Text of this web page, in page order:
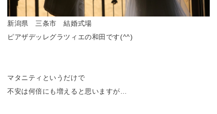
新潟県 三条市 結婚式場
ピアザデッレグラツィエの和田です(^^)
マタニティというだけで
不安は何倍にも増えると思いますが…